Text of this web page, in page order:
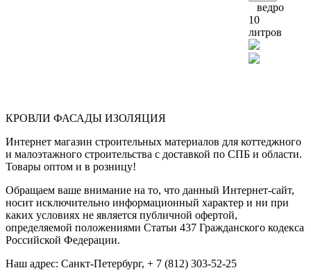
ведро
10
литров
КРОВЛИ ФАСАДЫ ИЗОЛЯЦИЯ
Интернет магазин строительных материалов для коттеджного
и малоэтажного строительства с доставкой по СПБ и области.
Товары оптом и в розницу!
Обращаем ваше внимание на то, что данный Интернет-сайт,
носит исключительно информационный характер и ни при
каких условиях не является публичной офертой,
определяемой положениями Статьи 437 Гражданского кодекса
Российской Федерации.
Наш адрес: Санкт-Петербург, + 7 (812) 303-52-25